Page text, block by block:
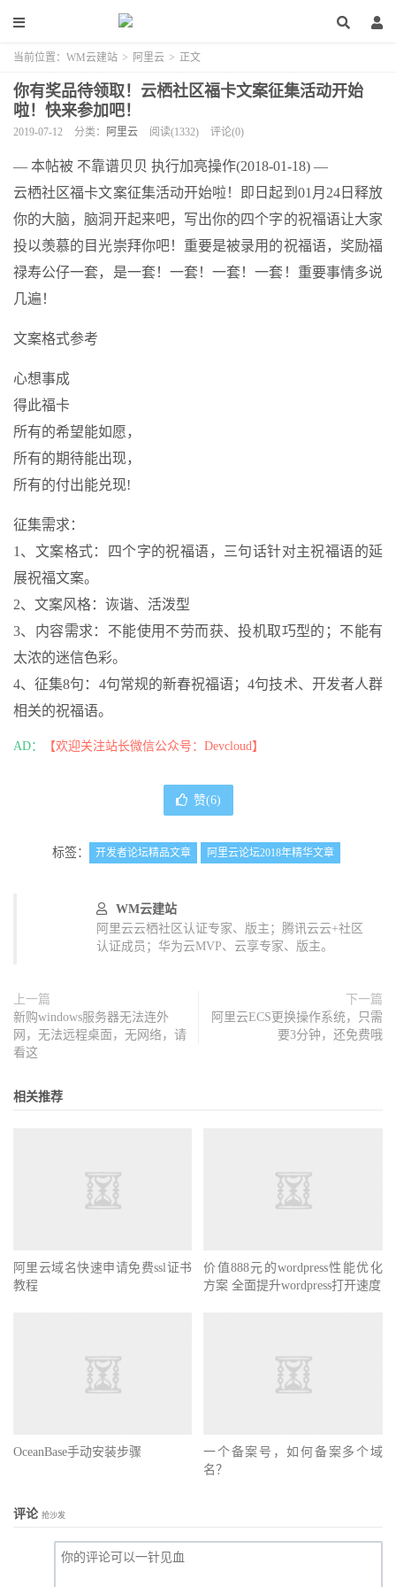
当前位置： WM云建站 > 阿里云 > 正文
你有奖品待领取！云栖社区福卡文案征集活动开始
啦！快来参加吧！
2019-07-12 分类： 阿里云 阅读(1332) 评论(0)
— 本帖被 不靠谱贝贝 执行加亮操作(2018-01-18) —
云栖社区福卡文案征集活动开始啦！即日起到01月24日释放
你的大脑，脑洞开起来吧，写出你的四个字的祝福语让大家
投以羡慕的目光崇拜你吧！重要是被录用的祝福语，奖励福
禄寿公仔一套，是一套！一套！一套！一套！重要事情多说
几遍！
文案格式参考
心想事成
得此福卡
所有的希望能如愿，
所有的期待能出现，
所有的付出能兑现!
征集需求：
1、文案格式：四个字的祝福语，三句话针对主祝福语的延
展祝福文案。
2、文案风格：诙谐、活泼型
3、内容需求：不能使用不劳而获、投机取巧型的；不能有
太浓的迷信色彩。
4、征集8句：4句常规的新春祝福语；4句技术、开发者人群
相关的祝福语。
AD： 【欢迎关注站长微信公众号：Devcloud】
赞(6)
标签： 开发者论坛精品文章 阿里云论坛2018年精华文章
WM云建站
阿里云云栖社区认证专家、版主；腾讯云云+社区
认证成员；华为云MVP、云享专家、版主。
上一篇
新购windows服务器无法连外
网，无法远程桌面，无网络，请
看这
下一篇
阿里云ECS更换操作系统，只需
要3分钟，还免费哦
相关推荐
阿里云域名快速申请免费ssl证书
教程
价值888元的wordpress性能优化
方案 全面提升wordpress打开速度
OceanBase手动安装步骤
一个备案号，如何备案多个域
名？
评论 抢沙发